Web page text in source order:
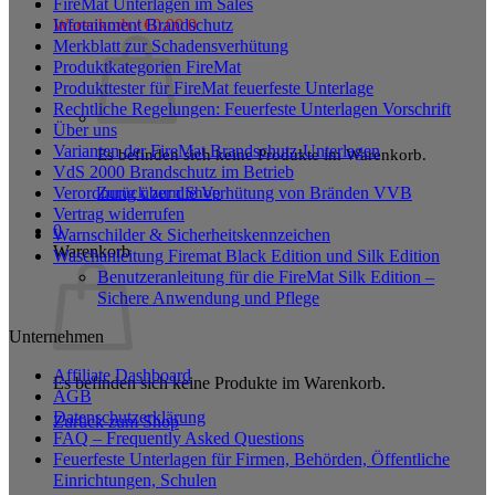
Warenkorb /€0,00 0
Es befinden sich keine Produkte im Warenkorb.
Zurück zum Shop
0
Warenkorb
Es befinden sich keine Produkte im Warenkorb.
Zurück zum Shop
FireMat Unterlagen im Sales
Infotainment Brandschutz
Merkblatt zur Schadensverhütung
Produktkategorien FireMat
Produkttester für FireMat feuerfeste Unterlage
Rechtliche Regelungen: Feuerfeste Unterlagen Vorschrift
Über uns
Varianten der FireMat Brandschutz-Unterlagen
VdS 2000 Brandschutz im Betrieb
Verordnung über die Verhütung von Bränden VVB
Vertrag widerrufen
Warnschilder & Sicherheitskennzeichen
Waschanleitung Firemat Black Edition und Silk Edition
Benutzeranleitung für die FireMat Silk Edition –
Sichere Anwendung und Pflege
Unternehmen
Affiliate Dashboard
AGB
Datenschutzerklärung
FAQ – Frequently Asked Questions
Feuerfeste Unterlagen für Firmen, Behörden, Öffentliche
Einrichtungen, Schulen